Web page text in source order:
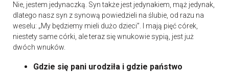
Nie, jestem jedynaczką. Syn także jest jedynakiem, mąż jedynak,
dlatego nasz syn z synową powiedzieli na ślubie, od razu na
weselu: „My będziemy mieli dużo dzieci”. I mają pięć córek,
niestety same córki, ale teraz się wnukowie sypią, jest już
dwóch wnuków.
Gdzie się pani urodziła i gdzie państwo